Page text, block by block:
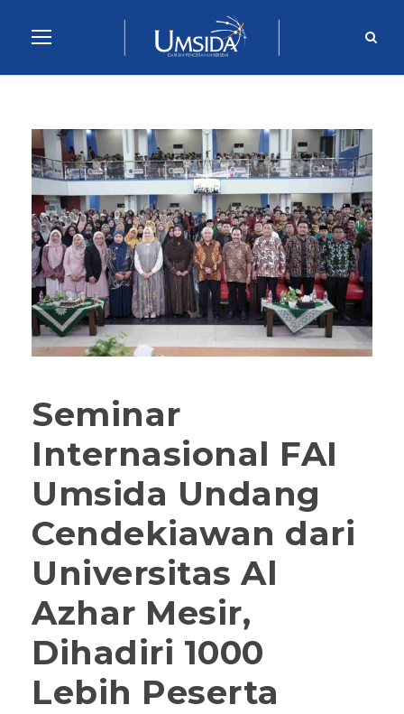
Seminar
Internasional FAI
Umsida Undang
Cendekiawan dari
Universitas Al
Azhar Mesir,
Dihadiri 1000
Lebih Peserta